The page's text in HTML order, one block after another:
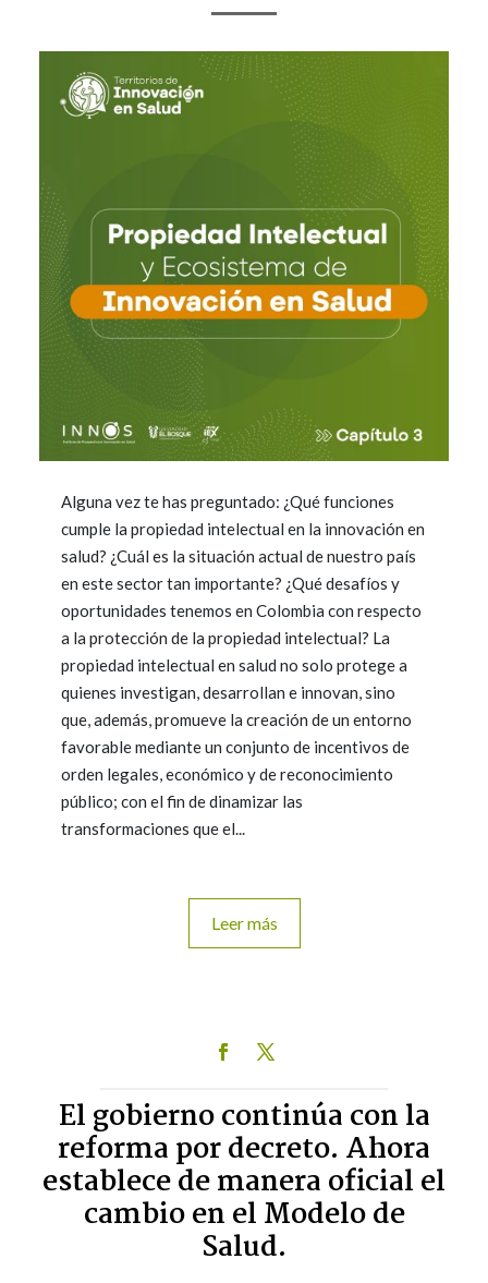
Alguna vez te has preguntado: ¿Qué funciones
cumple la propiedad intelectual en la innovación en
salud? ¿Cuál es la situación actual de nuestro país
en este sector tan importante? ¿Qué desafíos y
oportunidades tenemos en Colombia con respecto
a la protección de la propiedad intelectual? La
propiedad intelectual en salud no solo protege a
quienes investigan, desarrollan e innovan, sino
que, además, promueve la creación de un entorno
favorable mediante un conjunto de incentivos de
orden legales, económico y de reconocimiento
público; con el fin de dinamizar las
transformaciones que el...
Leer más
El gobierno continúa con la
reforma por decreto. Ahora
establece de manera oficial el
cambio en el Modelo de
Salud.